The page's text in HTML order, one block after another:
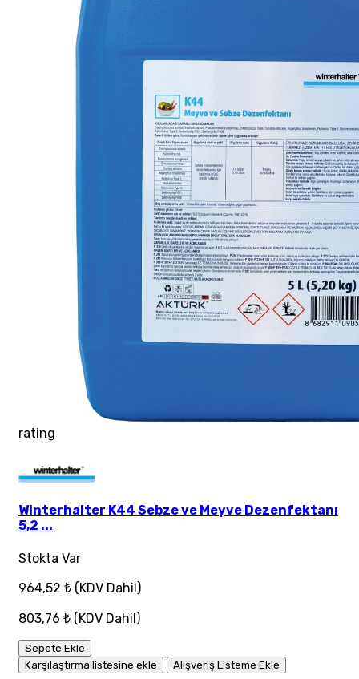
rating
Winterhalter K44 Sebze ve Meyve Dezenfektanı
5,2 ...
Stokta Var
964,52 ₺ (KDV Dahil)
803,76 ₺ (KDV Dahil)
Sepete Ekle
Karşılaştırma listesine ekle
Alışveriş Listeme Ekle